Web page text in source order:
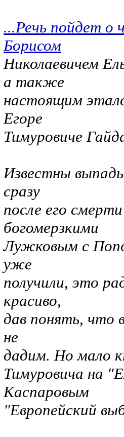
...Речь пойдет о
Борисом
Николаевичем
а также
настоящим
Егоре
Тимуровиче
Известны
сразу
после его
богомерзкими
Лужковым с
уже
получили, это
красиво,
дав понять, что
не
дадим. Но мало
Тимуровича на
Каспаровым
"Европейский